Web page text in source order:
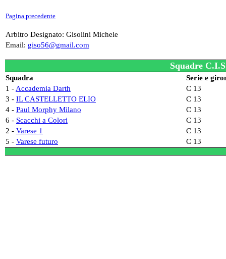
Pagina precedente
Arbitro Designato: Gisolini Michele
Email: giso56@gmail.com
Squadre
Squadra
Serie e
1 - Accademia Darth
C 13
3 - IL CASTELLETTO ELIO
C 13
4 - Paul Morphy Milano
C 13
6 - Scacchi a Colori
C 13
2 - Varese 1
C 13
5 - Varese futuro C 13